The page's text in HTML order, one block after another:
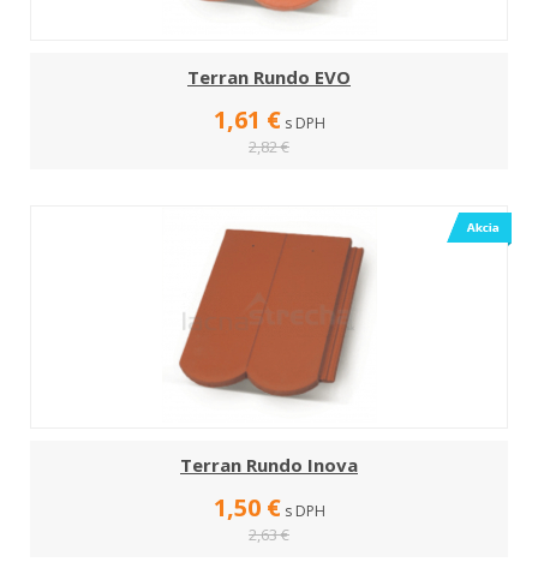
Terran Rundo EVO
1,61 € s DPH
2,82 €
Terran Rundo Inova
1,50 € s DPH
2,63 €